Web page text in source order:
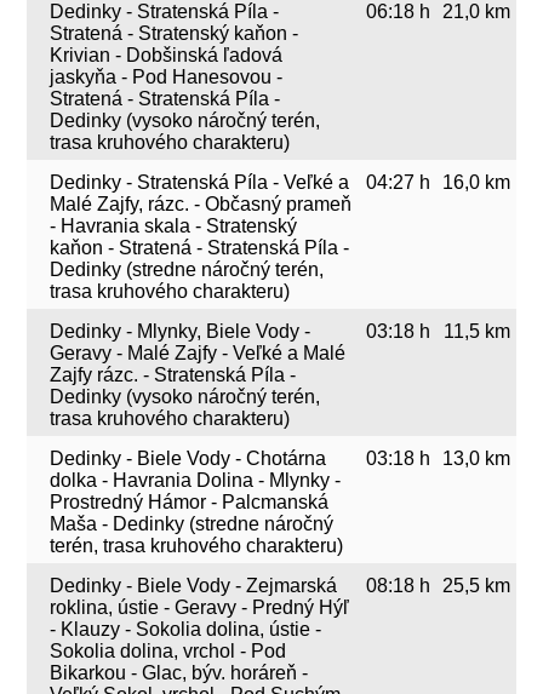
Dedinky - Stratenská Píla -
Stratená - Stratenský kaňon -
Krivian - Dobšinská ľadová
jaskyňa - Pod Hanesovou -
Stratená - Stratenská Píla -
Dedinky (vysoko náročný terén,
trasa kruhového charakteru)
06:18 h 21,0 km
Dedinky - Stratenská Píla - Veľké a
Malé Zajfy, rázc. - Občasný prameň
- Havrania skala - Stratenský
kaňon - Stratená - Stratenská Píla -
Dedinky (stredne náročný terén,
trasa kruhového charakteru)
04:27 h 16,0 km
Dedinky - Mlynky, Biele Vody -
Geravy - Malé Zajfy - Veľké a Malé
Zajfy rázc. - Stratenská Píla -
Dedinky (vysoko náročný terén,
trasa kruhového charakteru)
03:18 h 11,5 km
Dedinky - Biele Vody - Chotárna
dolka - Havrania Dolina - Mlynky -
Prostredný Hámor - Palcmanská
Maša - Dedinky (stredne náročný
terén, trasa kruhového charakteru)
03:18 h 13,0 km
Dedinky - Biele Vody - Zejmarská
roklina, ústie - Geravy - Predný Hýľ
- Klauzy - Sokolia dolina, ústie -
Sokolia dolina, vrchol - Pod
Bikarkou - Glac, býv. horáreň -
08:18 h 25,5 km